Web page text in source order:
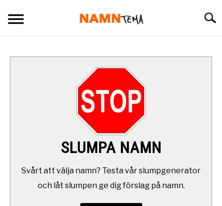
NAMN SOM BÖRJAR PÅ
NAMN I OLIKA LÄNDER
DAGENS NAMNSDAG
SLUMPA NAMN
Svårt att välja namn? Testa vår slumpgenerator
och låt slumpen ge dig förslag på namn.